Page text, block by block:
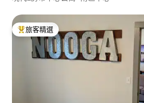
旅客精選榜首
旅客精選